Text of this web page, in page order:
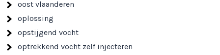
oost vlaanderen
oplossing
opstijgend vocht
optrekkend vocht zelf injecteren